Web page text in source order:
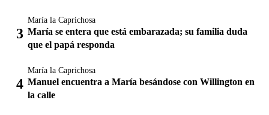
María la Caprichosa
María se entera que está embarazada; su familia duda
que el papá responda
María la Caprichosa
Manuel encuentra a María besándose con Willington en
la calle